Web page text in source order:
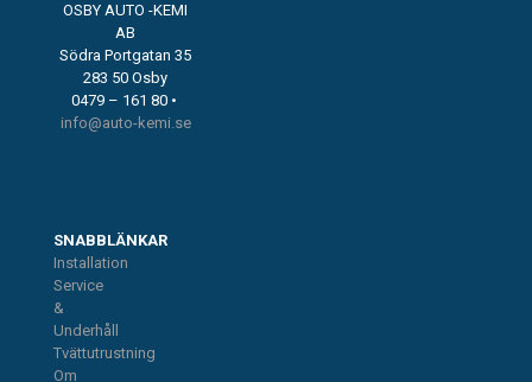
OSBY AUTO -KEMI
AB
Södra Portgatan 35
283 50 Osby
0479 – 161 80 •
info@auto-kemi.se
SNABBLÄNKAR
Installation
Service
&
Underhåll
Tvättutrustning
Om